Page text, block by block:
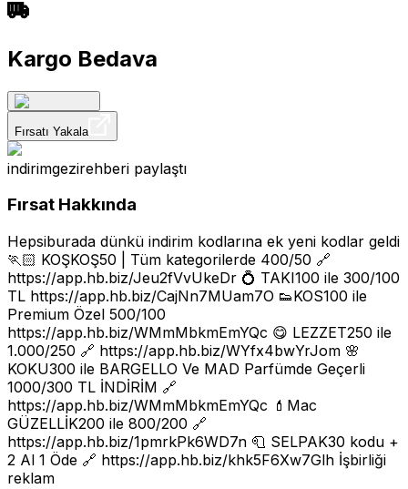
Kargo Bedava
Fırsatı Yakala
indirimgezirehberi paylaştı
Fırsat Hakkında
Hepsiburada dünkü indirim kodlarına ek yeni kodlar geldi
🏃🏻 KOŞKOŞ50 | Tüm kategorilerde 400/50 🔗
https://app.hb.biz/Jeu2fVvUkeDr 💍 TAKI100 ile 300/100
TL https://app.hb.biz/CajNn7MUam7O 👟KOS100 ile
Premium Özel 500/100
https://app.hb.biz/WMmMbkmEmYQc 😋 LEZZET250 ile
1.000/250 🔗 https://app.hb.biz/WYfx4bwYrJom 🌸
KOKU300 ile BARGELLO Ve MAD Parfümde Geçerli
1000/300 TL İNDİRİM 🔗
https://app.hb.biz/WMmMbkmEmYQc 💄Mac
GÜZELLİK200 ile 800/200 🔗
https://app.hb.biz/1pmrkPk6WD7n 🧻 SELPAK30 kodu +
2 Al 1 Öde 🔗 https://app.hb.biz/khk5F6Xw7Glh İşbirliği
reklam